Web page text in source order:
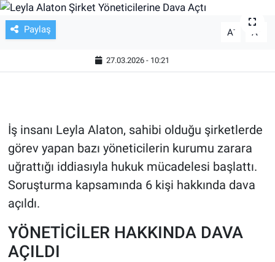
Paylaş A- A
27.03.2026 - 10:21
İş insanı Leyla Alaton, sahibi olduğu şirketlerde
görev yapan bazı yöneticilerin kurumu zarara
uğrattığı iddiasıyla hukuk mücadelesi başlattı.
Soruşturma kapsamında 6 kişi hakkında dava
açıldı.
YÖNETİCİLER HAKKINDA DAVA
AÇILDI
TV VE SİNEMA
KÜLTÜR SANAT
ASAYİŞ
EĞİTİM